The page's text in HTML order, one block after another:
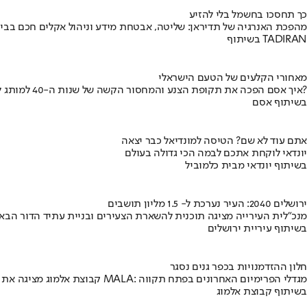
כך תחסכו בחשמל בלי להזיע
מהפכת האנרגיה של תדיראן: שליטה, אבטחת מידע וניהול אקלים חכם
בשיתוף TADIRAN
מאחורי הקלעים של הטעם הישראלי
איך אסם הפכה את תקופת הצנע והמחסור הקשה של שנות ה-40 למותג לאומי?
בשיתוף אסם
אתם עוד לא שם? הטיסה למונדיאל כבר יצאה
יונדאי לוקחת אתכם לבמה הכי גדולה בעולם
בשיתוף יונדאי מבית כלמוביל
ירושלים 2040: העיר נערכת ל- 1.5 מליון תושבים
מנכ"לית העירייה מציגה תוכנית להשארת הצעירים ובניית עתיד הדור
בשיתוף עיריית ירושלים
חלון ההזדמנויות בכפר גנים נסגר
קבוצת אלמוג מציגה את פרויקט MALA: מגדלי הפרימיום האחרונים בפתח תקווה
בשיתוף קבוצת אלמוג